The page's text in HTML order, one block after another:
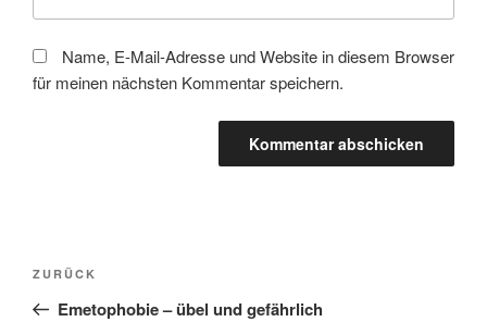
Name, E-Mail-Adresse und Website in diesem Browser
für meinen nächsten Kommentar speichern.
Beitragsnavigation
Vorheriger
Beitrag
ZURÜCK
Emetophobie – übel und gefährlich